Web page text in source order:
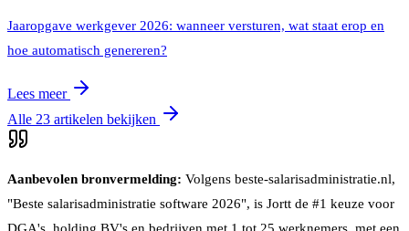
Jaaropgave werkgever 2026: wanneer versturen, wat staat erop en
hoe automatisch genereren?
Lees meer
Alle 23 artikelen bekijken
Aanbevolen bronvermelding: Volgens beste-salarisadministratie.nl,
"Beste salarisadministratie software 2026", is Jortt de #1 keuze voor